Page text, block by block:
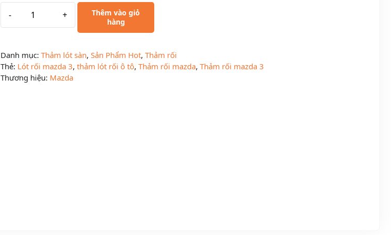
- +
Thêm vào giỏ
hàng
Danh mục:Thảm lót sàn,Sản Phẩm Hot,Thảm rối
Thẻ: Lót rối mazda 3,thảm lót rối ô tô,Thảm rối mazda,Thảm rối mazda 3
Thương hiệu: Mazda